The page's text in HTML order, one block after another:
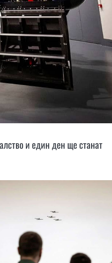
и един ден ще станат